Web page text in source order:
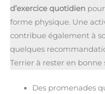
d’exercice quotidien
forme physique. Une
contribue également à
quelques
Terrier à rester en
Des promenades